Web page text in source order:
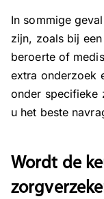
In sommige
zijn, zoals bij
beroerte of
extra onderzoek
onder specifieke
u het beste
Wordt de